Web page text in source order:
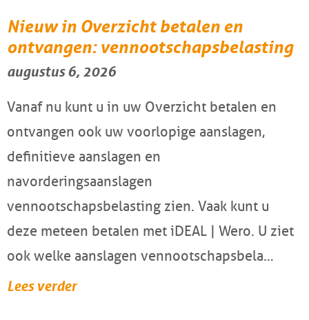
Nieuw in Overzicht betalen en
ontvangen: vennootschapsbelasting
augustus 6, 2026
Vanaf nu kunt u in uw Overzicht betalen en
ontvangen ook uw voorlopige aanslagen,
definitieve aanslagen en
navorderingsaanslagen
vennootschapsbelasting zien. Vaak kunt u
deze meteen betalen met iDEAL | Wero. U ziet
ook welke aanslagen vennootschapsbela…
Lees verder